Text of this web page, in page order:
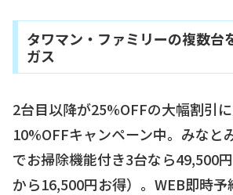
タワマン・ファミリーの複数
ガス
2台目以降が25%OFFの大幅割引
10%OFFキャンペーン中。みなと
でお掃除機能付き3台なら49,500
から16,500円お得）。WEB即時